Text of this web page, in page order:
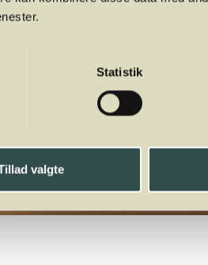
Statistik
valgte